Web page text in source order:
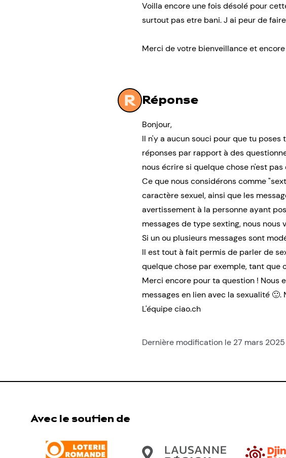
Voilla encore une fois désolé pour
surtout pas etre bani. J ai peur de
Merci de votre bienveillance et
Réponse
Bonjour,
Il n'y a aucun souci pour que tu
réponses par rapport à des
nous écrire si quelque chose n'est
Ce que nous considérons comme
caractère sexuel, ainsi que les
avertissement à la personne ayant
messages de type sexting, nous nous
Si un ou plusieurs messages sont
Il est tout à fait permis de parler de
quelque chose par exemple, tant que
Merci encore pour ta question ! Nous
messages en lien avec la sexualité
L'équipe ciao.ch
Dernière modification le 27 mars 2025
Avec le soutien de